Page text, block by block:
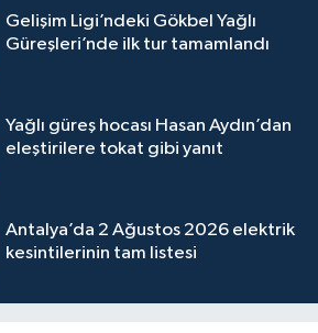
Gelişim Ligi’ndeki Gökbel Yağlı
Güreşleri’nde ilk tur tamamlandı
Yağlı güreş hocası Hasan Aydın’dan
eleştirilere tokat gibi yanıt
Antalya’da 2 Ağustos 2026 elektrik
kesintilerinin tam listesi